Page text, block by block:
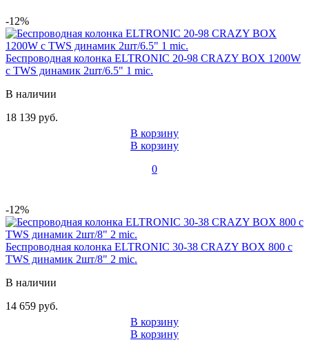
-12%
Беспроводная колонка ELTRONIC 20-98 CRAZY BOX 1200W
с TWS динамик 2шт/6.5" 1 mic.
В наличии
18 139 руб.
В корзину
В корзину
0
-12%
Беспроводная колонка ELTRONIC 30-38 CRAZY BOX 800 с
TWS динамик 2шт/8" 2 mic.
В наличии
14 659 руб.
В корзину
В корзину